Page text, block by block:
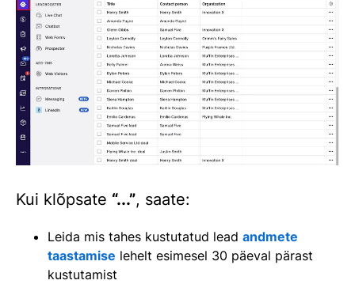
Kui klõpsate “...”, saate:
Leida mis tahes kustutatud lead andmete
taastamise lehelt esimesel 30 päeval pärast
kustutamist